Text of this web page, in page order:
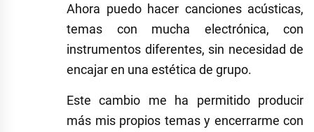
Ahora puedo hacer canciones acústicas,
temas con mucha electrónica, con
instrumentos diferentes, sin necesidad de
encajar en una estética de grupo.
Este cambio me ha permitido producir
más mis propios temas y encerrarme con